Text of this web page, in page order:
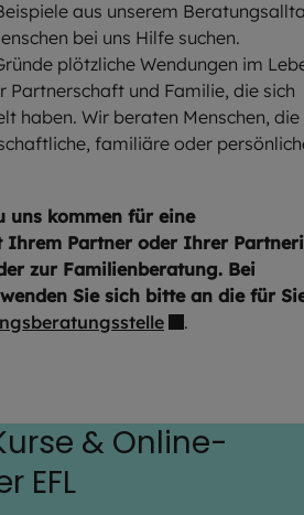
aus unserem
bei uns Hilfe suchen.
plötzliche Wendungen im
Partnerschaft und Familie, die sich
haben. Wir beraten Menschen, die
familiäre oder
uns kommen für eine
Ihrem Partner oder Ihrer
zur Familienberatung. Bei
Sie sich bitte an die für
.
& Online-
EFL